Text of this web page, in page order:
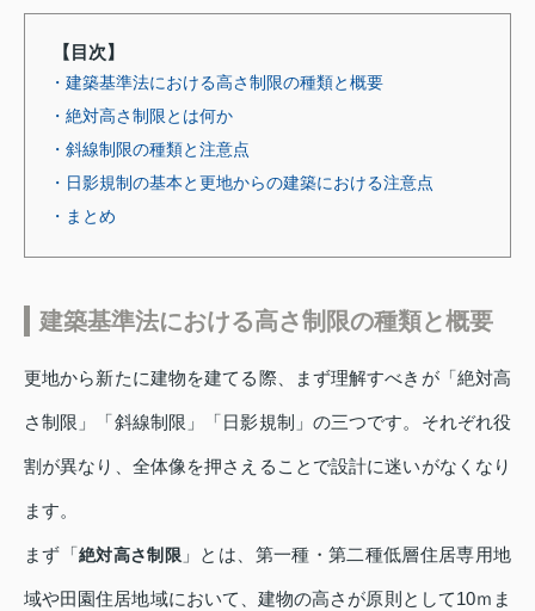
【目次】
・建築基準法における高さ制限の種類と概要
・絶対高さ制限とは何か
・斜線制限の種類と注意点
・日影規制の基本と更地からの建築における注意点
・まとめ
建築基準法における高さ制限の種類と概要
更地から新たに建物を建てる際、まず理解すべきが「絶対高
さ制限」「斜線制限」「日影規制」の三つです。それぞれ役
割が異なり、全体像を押さえることで設計に迷いがなくなり
ます。
まず「絶対高さ制限 」とは、第一種・第二種低層住居専用地
域や田園住居地域において、建物の高さが原則として10ｍま